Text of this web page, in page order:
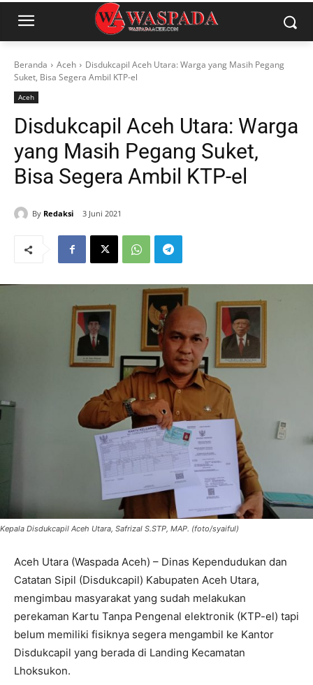
Beranda Aceh
Disdukcapil Aceh Utara: Warga yang Masih Pegang
Suket, Bisa Segera Ambil KTP-el
Aceh
Disdukcapil Aceh Utara: Warga
yang Masih Pegang Suket,
Bisa Segera Ambil KTP-el
By Redaksi 3 Juni 2021
Kepala Disdukcapil Aceh Utara, Safrizal S.STP, MAP. (foto/syaiful)
Aceh Utara (Waspada Aceh) – Dinas Kependudukan dan
Catatan Sipil (Disdukcapil) Kabupaten Aceh Utara,
mengimbau masyarakat yang sudah melakukan
perekaman Kartu Tanpa Pengenal elektronik (KTP-el) tapi
belum memiliki fisiknya segera mengambil ke Kantor
Disdukcapil yang berada di Landing Kecamatan
Lhoksukon.